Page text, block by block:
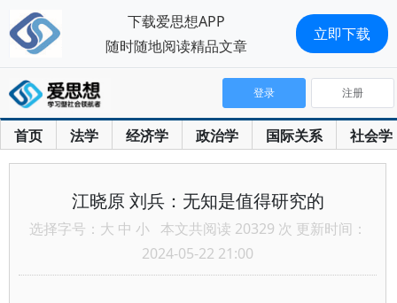
首页 法学 经济学 政治学 国际关系 社会学
登录 注册
江晓原 刘兵：无知是值得研究的
选择字号： 大 中 小 本文共阅读 20329 次 更新时间：
2024-05-22 21:00
下载爱思想APP
随时随地阅读精品文章
立即下载